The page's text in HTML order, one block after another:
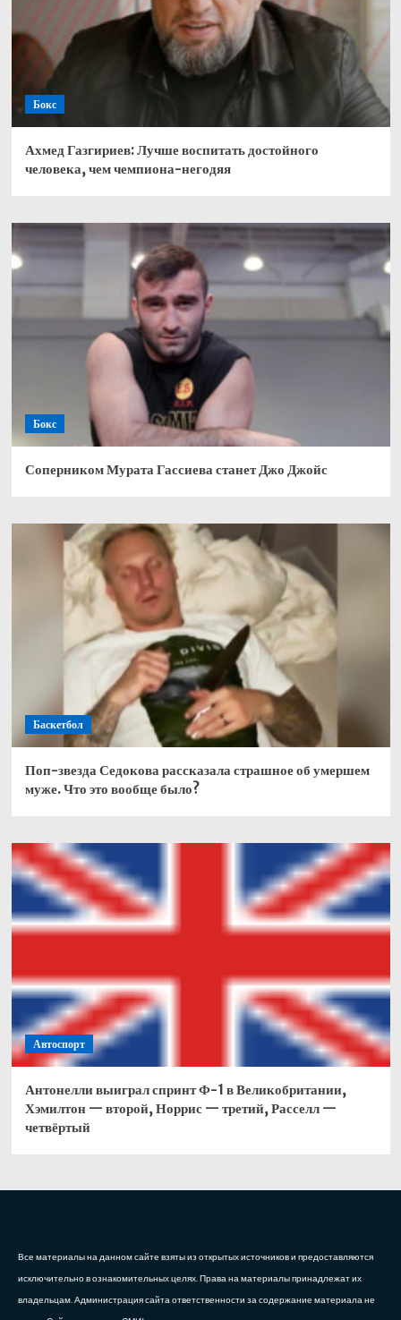
Бокс
Ахмед Газгириев: Лучше воспитать достойного
человека, чем чемпиона-негодяя
Бокс
Соперником Мурата Гассиева станет Джо Джойс
Баскетбол
Поп-звезда Седокова рассказала страшное об умершем
муже. Что это вообще было?
Автоспорт
Антонелли выиграл спринт Ф-1 в Великобритании,
Хэмилтон — второй, Норрис — третий, Расселл —
четвёртый
Все материалы на данном сайте взяты из открытых источников и предоставляются
исключительно в ознакомительных целях. Права на материалы принадлежат их
владельцам. Администрация сайта ответственности за содержание материала не